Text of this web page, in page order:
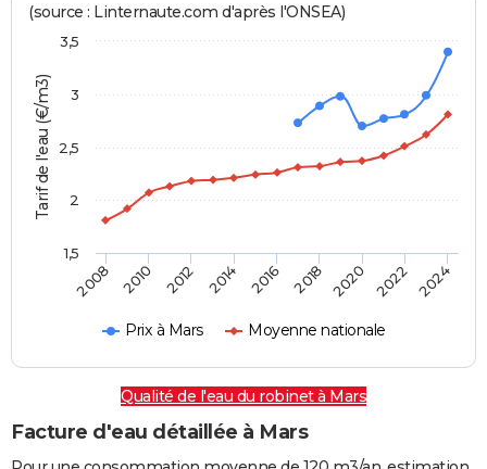
Tarif de l'eau (€/m3)
(source : Linternaute.com d'après l'ONSEA)
Prix à Mars Moyenne nationale
2008 2010 2012 2014 2016 2018 2020 2022 2024
1,5
2
2,5
3
3,5
Qualité de l'eau du robinet à Mars
Facture d'eau détaillée à Mars